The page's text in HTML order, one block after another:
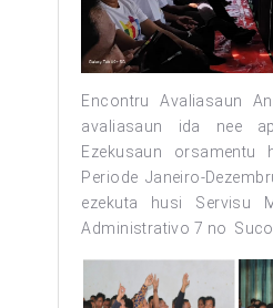
Encontru Avaliasaun
avaliasaun ida nee
Ezekusaun orsamentu
Periode Janeiro-
ezekuta husi Servisu
Administrativo 7 no Suco